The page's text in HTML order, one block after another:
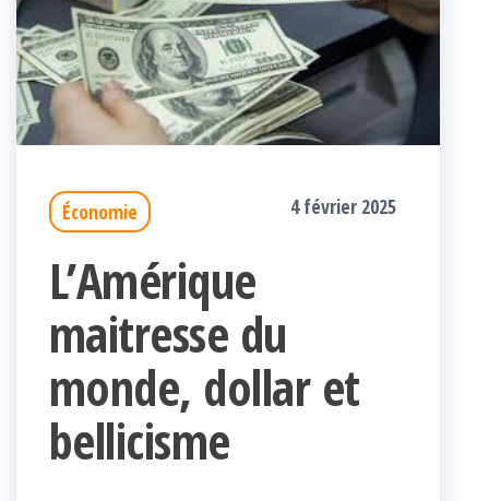
Économie 4 février 2025
L’Amérique
maitresse du
monde, dollar et
bellicisme